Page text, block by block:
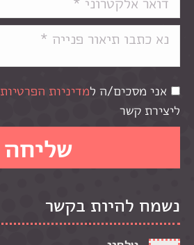
אני מסכים/ה למדיניות הפרטיות
ליצירת קשר
נשמח להיות בקשר